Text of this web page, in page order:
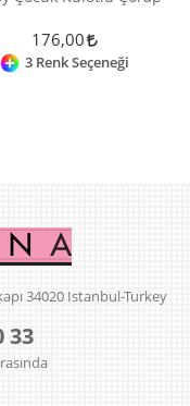
176,00
3 Renk Seçeneği
34020 Istanbul-Turkey
33